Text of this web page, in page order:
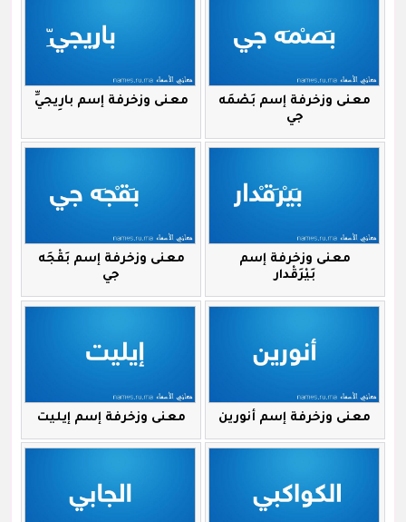
معنى وزخرفة إسم بَصْمَه
جي
معنى وزخرفة إسم بارِيجيِّ
معنى وزخرفة إسم
بَيْرَقْدار
معنى وزخرفة إسم بَقْجَه
جي
معنى وزخرفة إسم أنورين معنى وزخرفة إسم إيليت